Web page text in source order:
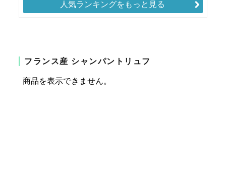
人気ランキングをもっと見る
フランス産 シャンパントリュフ